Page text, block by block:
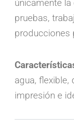
únicamente
pruebas,
producciones
agua, flexible,
impresión e